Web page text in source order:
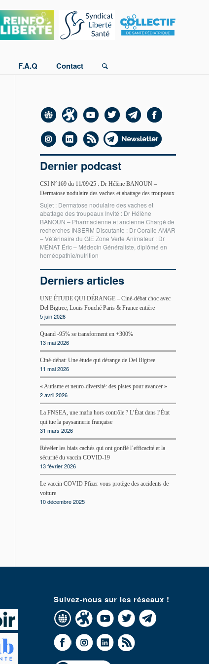
F.A.Q Contact
Dernier podcast
CSI N°169 du 11/09/25 : Dr Hélène BANOUN –
Dermatose nodulaire des vaches et abattage des troupeaux
Sujet : Dermatose nodulaire des vaches et
abattage des troupeaux Invité : Dr Hélène
BANOUN – Pharmacienne et ancienne Chargé de
recherches INSERM Discutante : Dr Coralie AMAR
– Vétérinaire du GIE Zone Verte Animateur : Dr
MÉNAT Éric – Médecin Généraliste, diplômé en
homéopathie/nutrition
Derniers articles
UNE ÉTUDE QUI DÉRANGE – Ciné-débat choc avec
Del Bigtree, Louis Fouché Paris & France entière
5 juin 2026
Quand -95% se transforment en +300%
13 mai 2026
Ciné-débat: Une étude qui dérange de Del Bigtree
11 mai 2026
« Autisme et neuro-diversité: des pistes pour avancer »
2 avril 2026
La FNSEA, une mafia hors contrôle ? L’État dans l’État
qui tue la paysannerie française
31 mars 2026
Révéler les biais cachés qui ont gonflé l’efficacité et la
sécurité du vaccin COVID-19
13 février 2026
Le vaccin COVID Pfizer vous protège des accidents de
voiture
10 décembre 2025
Suivez-nous sur les réseaux !